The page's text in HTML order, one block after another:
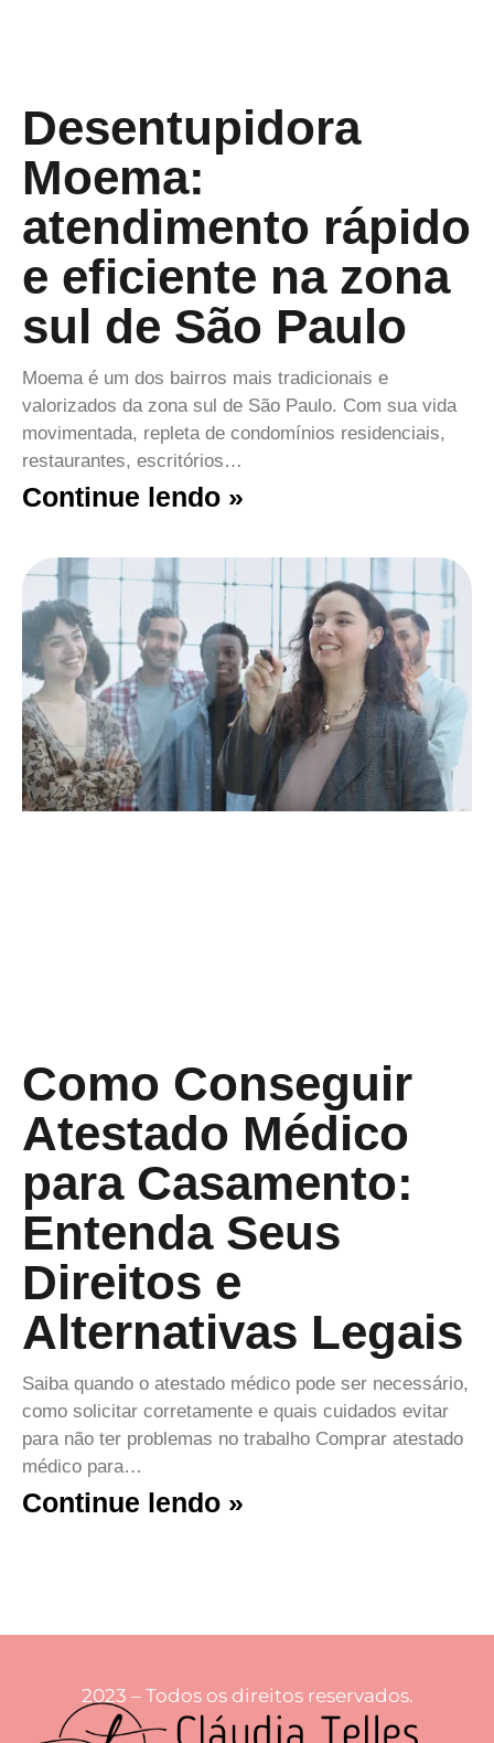
Desentupidora
Moema:
atendimento rápido
e eficiente na zona
sul de São Paulo
Moema é um dos bairros mais tradicionais e
valorizados da zona sul de São Paulo. Com sua vida
movimentada, repleta de condomínios residenciais,
restaurantes, escritórios…
Continue lendo »
Como Conseguir
Atestado Médico
para Casamento:
Entenda Seus
Direitos e
Alternativas Legais
Saiba quando o atestado médico pode ser necessário,
como solicitar corretamente e quais cuidados evitar
para não ter problemas no trabalho Comprar atestado
médico para…
Continue lendo »
2023 – Todos os direitos reservados.